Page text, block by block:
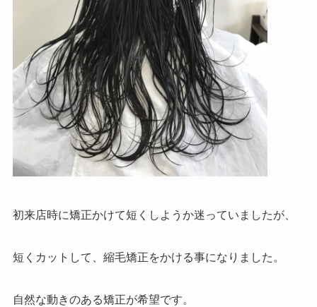
初来店時に矯正かけて短くしようか迷っていましたが、
短くカットして、縮毛矯正をかける事になりました。
自然な動きのある矯正が希望です。